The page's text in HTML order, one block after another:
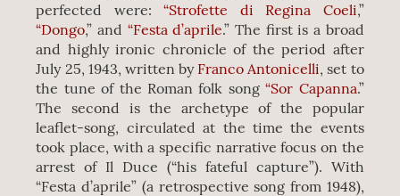
perfected were:“Strofette di Regina Coeli,”
“Dongo,” and “Festa d’aprile.” The first is a broad
and highly ironic chronicle of the period after
July 25, 1943, written by Franco Antonicelli, set to
the tune of the Roman folk song“Sor Capanna.”
The second is the archetype of the popular
leaflet-song, circulated at the time the events
took place, with a specific narrative focus on the
arrest of Il Duce (“his fateful capture”). With
“Festa d’aprile” (a retrospective song from 1948),